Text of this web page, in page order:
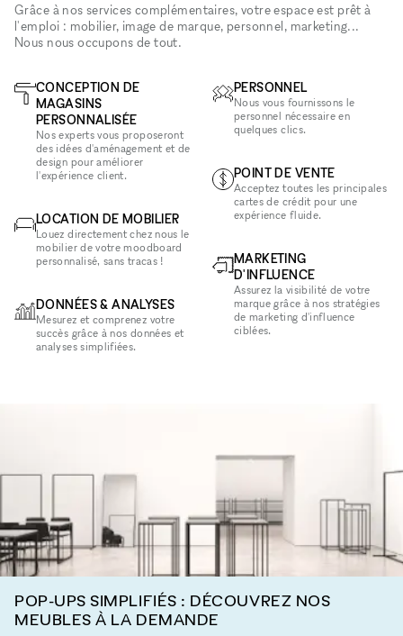
Grâce à nos services complémentaires, votre espace est prêt à
l'emploi : mobilier, image de marque, personnel, marketing...
Nous nous occupons de tout.
CONCEPTION DE
MAGASINS
PERSONNALISÉE
Nos experts vous proposeront
des idées d'aménagement et de
design pour améliorer
l'expérience client.
LOCATION DE MOBILIER
Louez directement chez nous le
mobilier de votre moodboard
personnalisé, sans tracas !
DONNÉES & ANALYSES
Mesurez et comprenez votre
succès grâce à nos données et
analyses simplifiées.
PERSONNEL
Nous vous fournissons le
personnel nécessaire en
quelques clics.
POINT DE VENTE
Acceptez toutes les principales
cartes de crédit pour une
expérience fluide.
MARKETING
D'INFLUENCE
Assurez la visibilité de votre
marque grâce à nos stratégies
de marketing d'influence
ciblées.
POP-UPS SIMPLIFIÉS : DÉCOUVREZ NOS
MEUBLES À LA DEMANDE